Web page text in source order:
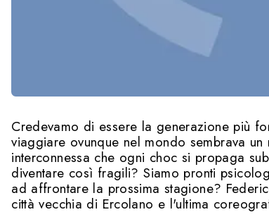
Credevamo di essere la generazione più
viaggiare ovunque nel mondo sembrava
interconnessa che ogni choc si propaga
diventare così fragili? Siamo pronti
ad affrontare la prossima stagione?
città vecchia di Ercolano e l'ultima